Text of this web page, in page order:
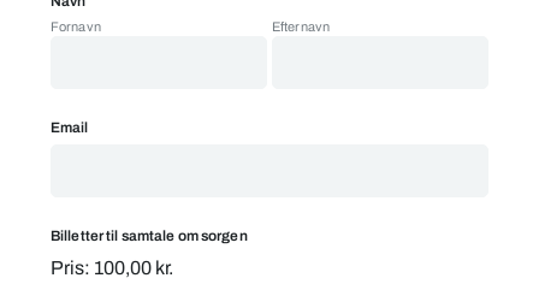
Fornavn Efternavn
Email
Billetter til samtale om sorgenAntal
Pris: 100,00 kr.